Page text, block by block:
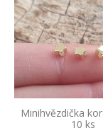
Minihvězdička
10 ks